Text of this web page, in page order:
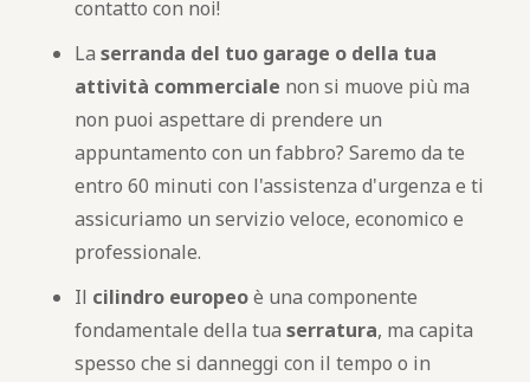
contatto con noi!
La serranda del tuo garage o della tua
attività commerciale non si muove più ma
non puoi aspettare di prendere un
appuntamento con un fabbro? Saremo da te
entro 60 minuti con l'assistenza d'urgenza e ti
assicuriamo un servizio veloce, economico e
professionale.
Il cilindro europeoè una componente
fondamentale della tua serratura, ma capita
spesso che si danneggi con il tempo o in